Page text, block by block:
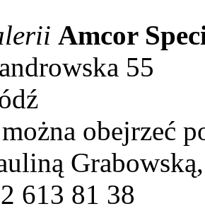
Amcor
55
obejrzeć
Grabowską,
613 81 38